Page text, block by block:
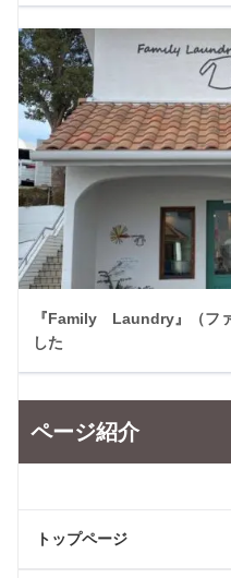
『Family Laundry』（フ
した
ページ紹介
トップページ